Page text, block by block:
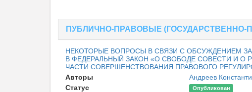
ПУБЛИЧНО-ПРАВОВЫЕ (ГОСУДАРСТВЕННО-
НЕКОТОРЫЕ ВОПРОСЫ В СВЯЗИ С ОБСУЖДЕНИЕМ
В ФЕДЕРАЛЬНЫЙ ЗАКОН «О СВОБОДЕ СОВЕСТИ И О
ЧАСТИ СОВЕРШЕНСТВОВАНИЯ ПРАВОВОГО
Авторы
Андреев
Статус
Опубликован